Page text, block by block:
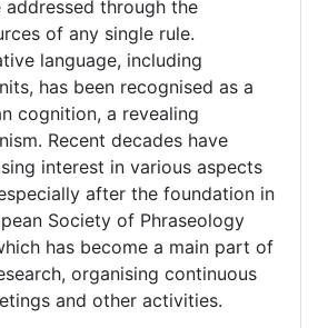
addressed through the
of any single rule.
language, including
has been recognised as a
cognition, a revealing
Recent decades have
interest in various aspects
after the foundation in
Society of Phraseology
has become a main part of
organising continuous
and other activities.